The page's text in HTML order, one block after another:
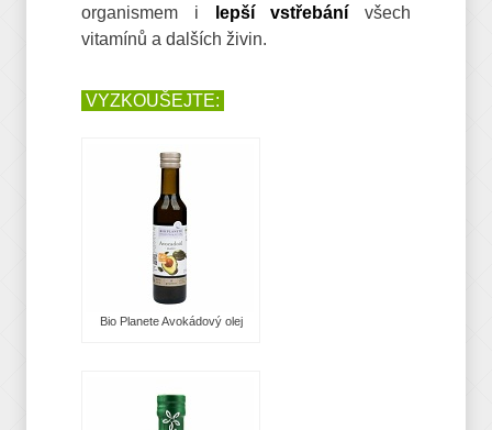
organismem i
lepší vstřebání všech
vitamínů a dalších živin.
VYZKOUŠEJTE:
Bio Planete Avokádový olej